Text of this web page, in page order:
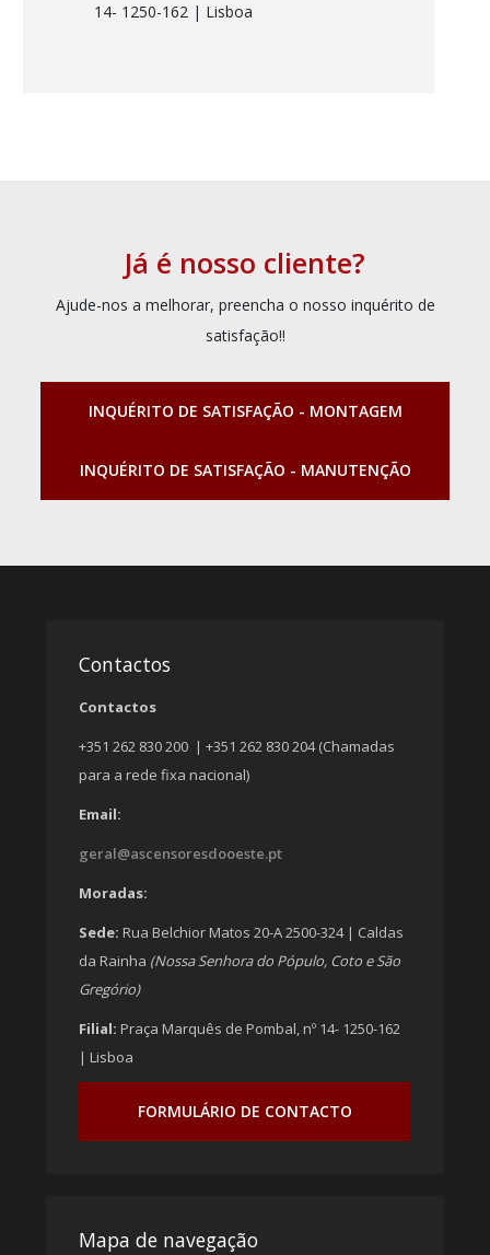
14- 1250-162 | Lisboa
Já é nosso cliente?
Ajude-nos a melhorar, preencha o nosso inquérito de
satisfação!!
INQUÉRITO DE SATISFAÇÃO - MONTAGEM
INQUÉRITO DE SATISFAÇÃO - MANUTENÇÃO
Contactos
Contactos
+351 262 830 200 | +351 262 830 204 (Chamadas
para a rede fixa nacional)
Email:
geral@ascensoresdooeste.pt
Moradas:
Sede: Rua Belchior Matos 20-A 2500-324 | Caldas
da Rainha (Nossa Senhora do Pópulo, Coto e São
Gregório)
Filial: Praça Marquês de Pombal, nº 14- 1250-162
| Lisboa
FORMULÁRIO DE CONTACTO
Mapa de navegação